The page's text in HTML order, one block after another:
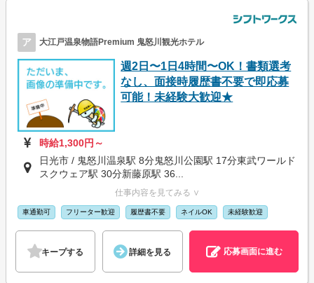
ア 大江戸温泉物語Premium 鬼怒川観光ホテル
週2日〜1日4時間〜OK！書類選考
なし、面接時履歴書不要で即応募
可能！未経験大歓迎★
時給1,300円～
日光市 / 鬼怒川温泉駅 8分鬼怒川公園駅 17分東武ワールド
スクウェア駅 30分新藤原駅 36...
仕事内容を見てみる ∨
車通勤可 フリーター歓迎 履歴書不要 ネイルOK 未経験歓迎
キープする 詳細を見る 応募画面に進む